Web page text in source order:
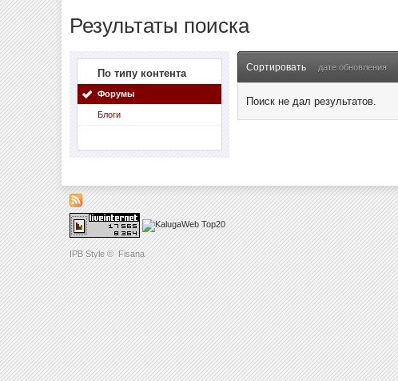
IPB Style © Fisana
Результаты поиска
По типу контента
Форумы
Блоги
Сортировать дате обновления
Поиск не дал результатов.